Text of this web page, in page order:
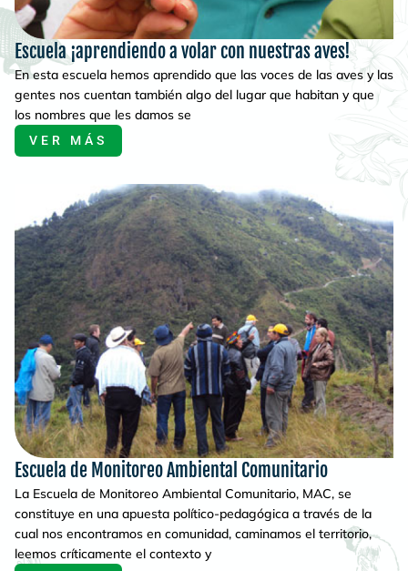
Escuela ¡aprendiendo a volar con nuestras aves!
En esta escuela hemos aprendido que las voces de las aves y las
gentes nos cuentan también algo del lugar que habitan y que
los nombres que les damos se
VER MÁS
Escuela de Monitoreo Ambiental Comunitario
La Escuela de Monitoreo Ambiental Comunitario, MAC, se
constituye en una apuesta político-pedagógica a través de la
cual nos encontramos en comunidad, caminamos el territorio,
leemos críticamente el contexto y